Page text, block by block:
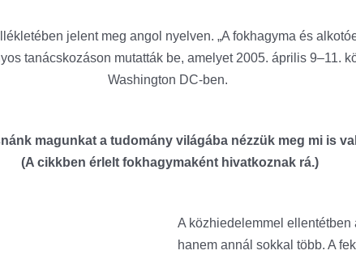
jelent meg angol nyelven. „A fokhagyma és
tanácskozáson mutatták be, amelyet 2005. április 9–11.
Washington DC-ben.
magunkat a tudomány világába nézzük meg mi is
(A cikkben érlelt fokhagymaként hivatkoznak rá.)
A közhiedelemmel ellentétben
hanem annál sokkal több. A